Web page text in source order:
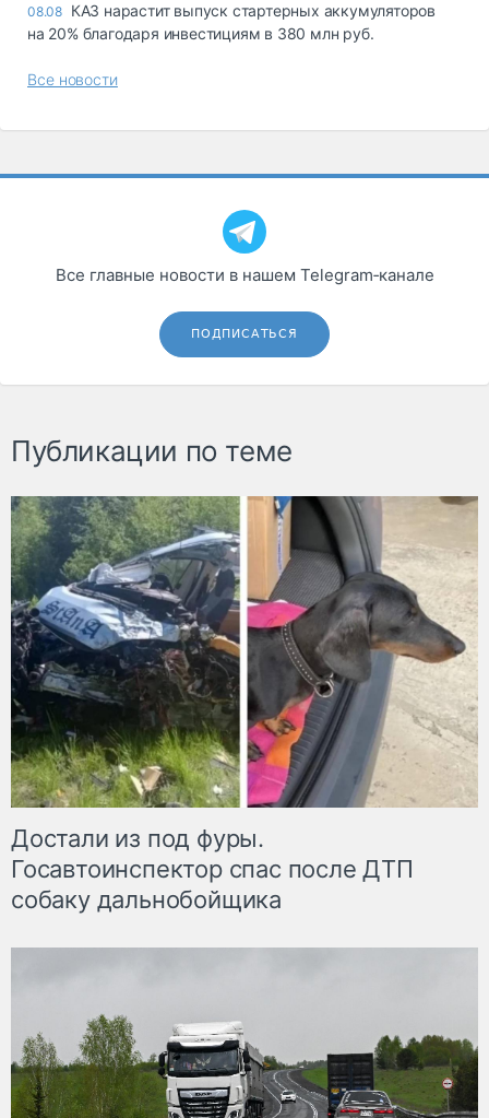
08.08 КАЗ нарастит выпуск стартерных аккумуляторов
на 20% благодаря инвестициям в 380 млн руб.
Все новости
Все главные новости в нашем Telegram‑канале
ПОДПИСАТЬСЯ
Публикации по теме
Достали из под фуры.
Госавтоинспектор спас после ДТП
собаку дальнобойщика